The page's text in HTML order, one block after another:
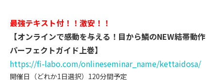
最強テキスト付！！激安！！
【オンラインで感動を与える！目から鱗のNEW結帯動作
パーフェクトガイド上巻】
https://fi-labo.com/onlineseminar_name/kettaidosa/
開催日（どれか1日選択）120分間予定